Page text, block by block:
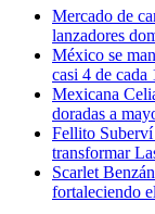
Mercado de
lanzadores
México se
casi 4 de cada
Mexicana
doradas a
Fellito Suberví
transformar
Scarlet
fortaleciendo